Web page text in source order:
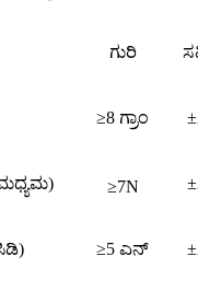
ಗುರಿ
≥8 ಗ್ರಾಂ
≥7N
≥5 ಎನ್